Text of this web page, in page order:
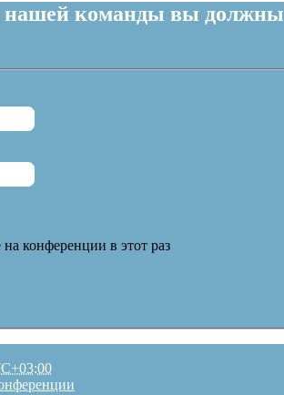
нашей команды вы должны
конференции в этот раз